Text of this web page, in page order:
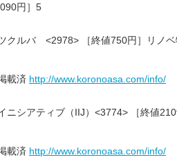
円］5
クルバ <2978> ［終値750円］リノ
載済 http://www.koronoasa.com/info/
ニシアティブ（IIJ）<3774> ［終値
載済 http://www.koronoasa.com/info/